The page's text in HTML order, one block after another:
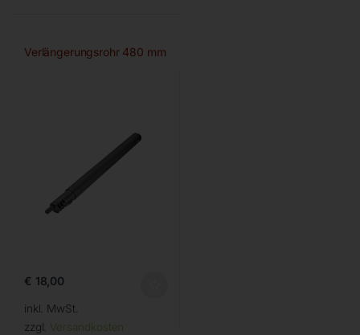
Verlängerungsrohr 480 mm
€ 18,00
inkl. MwSt.
zzgl. Versandkosten